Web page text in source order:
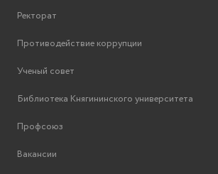
Ректорат
Противодействие коррупции
Ученый совет
Библиотека Княгининского университета
Профсоюз
Вакансии